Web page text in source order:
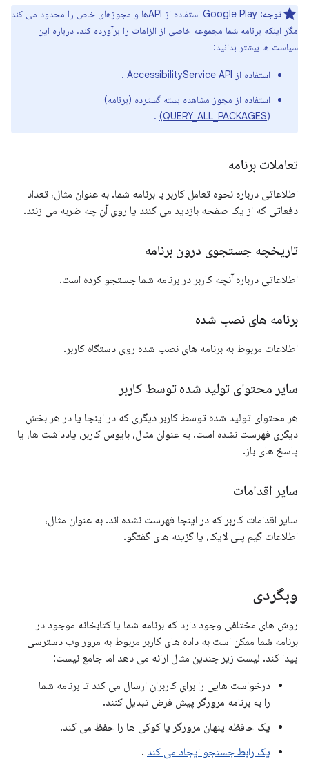
توجه:
Google Play استفاده از APIها و مجوزهای خاص را محدود می کند
مگر اینکه برنامه شما مجموعه خاصی از الزامات را برآورده کند. درباره این
سیاست ها بیشتر بدانید:
استفاده از AccessibilityService API
.
استفاده از مجوز مشاهده بسته گسترده (برنامه)
(QUERY_ALL_PACKAGES)
.
تعاملات برنامه
اطلاعاتی درباره نحوه تعامل کاربر با برنامه شما. به عنوان مثال، تعداد
دفعاتی که از یک صفحه بازدید می کنند یا روی آن چه ضربه می زنند.
تاریخچه جستجوی درون برنامه
اطلاعاتی درباره آنچه کاربر در برنامه شما جستجو کرده است.
برنامه های نصب شده
اطلاعات مربوط به برنامه های نصب شده روی دستگاه کاربر.
سایر محتوای تولید شده توسط کاربر
هر محتوای تولید شده توسط کاربر دیگری که در اینجا یا در هر بخش
دیگری فهرست نشده است. به عنوان مثال، بایوس کاربر، یادداشت ها، یا
پاسخ های باز.
سایر اقدامات
سایر اقدامات کاربر که در اینجا فهرست نشده اند. به عنوان مثال،
اطلاعات گیم پلی لایک، یا گزینه های گفتگو.
وبگردی
روش های مختلفی وجود دارد که برنامه شما یا کتابخانه موجود در
برنامه شما ممکن است به داده های کاربر مربوط به مرور وب دسترسی
پیدا کند. لیست زیر چندین مثال ارائه می دهد اما جامع نیست:
درخواست هایی را برای کاربران ارسال می کند تا برنامه شما
را به برنامه مرورگر پیش فرض تبدیل کنند.
یک حافظه پنهان مرورگر یا کوکی ها را حفظ می کند.
یک رابط جستجو ایجاد می کند .